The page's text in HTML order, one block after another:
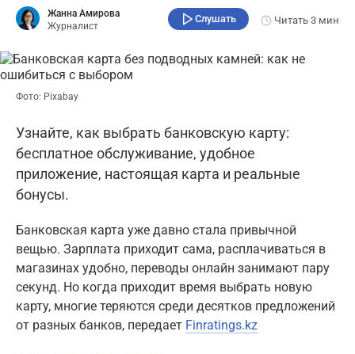
Жанна Амирова
Журналист
Слушать Читать 3 мин
Фото: Pixabay
Узнайте, как выбрать банковскую карту:
бесплатное обслуживание, удобное
приложение, настоящая карта и реальные
бонусы.
Банковская карта уже давно стала привычной
вещью. Зарплата приходит сама, расплачиваться в
магазинах удобно, переводы онлайн занимают пару
секунд. Но когда приходит время выбрать новую
карту, многие теряются среди десятков предложений
от разных банков, передает Finratings.kz